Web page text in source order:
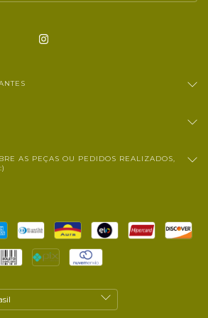
AS PEÇAS OU PEDIDOS REALIZADOS,